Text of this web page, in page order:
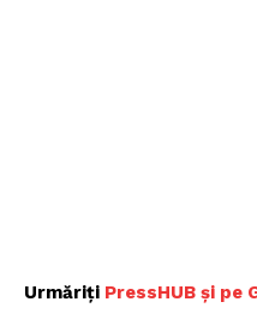
Urmăriți PressHUB și pe